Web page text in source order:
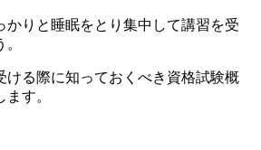
かりと睡眠をとり集中して講習を受
ける際に知っておくべき資格試験概
す。